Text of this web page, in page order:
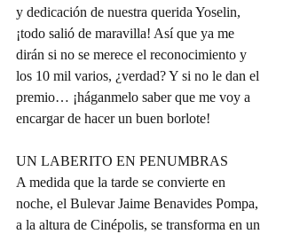
y dedicación de nuestra querida Yoselin,
¡todo salió de maravilla! Así que ya me
dirán si no se merece el reconocimiento y
los 10 mil varios, ¿verdad? Y si no le dan el
premio… ¡háganmelo saber que me voy a
encargar de hacer un buen borlote!
UN LABERITO EN PENUMBRAS
A medida que la tarde se convierte en
noche, el Bulevar Jaime Benavides Pompa,
a la altura de Cinépolis, se transforma en un